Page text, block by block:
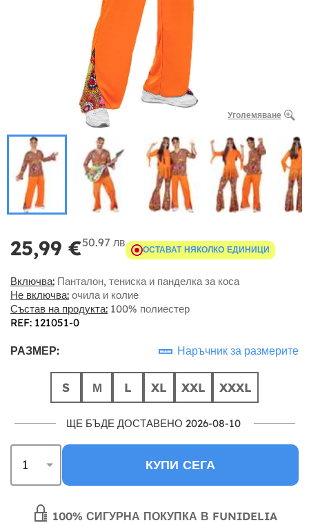
Уголемяване
25,99 €50.97 лв
ОСТАВАТ НЯКОЛКО ЕДИНИЦИ
Включва: Панталон, тениска и панделка за коса
Не включва: очила и колие
Състав на продукта: 100% полиестер
REF: 121051-0
РАЗМЕР: Наръчник за размерите
S М L XL XXL XXXL
ЩЕ БЪДЕ ДОСТАВЕНО 2026-08-10
КУПИ СЕГА
100% СИГУРНА ПОКУПКА В FUNIDELIA